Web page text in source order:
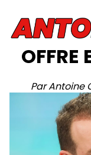
OFFRE
Par Antoine